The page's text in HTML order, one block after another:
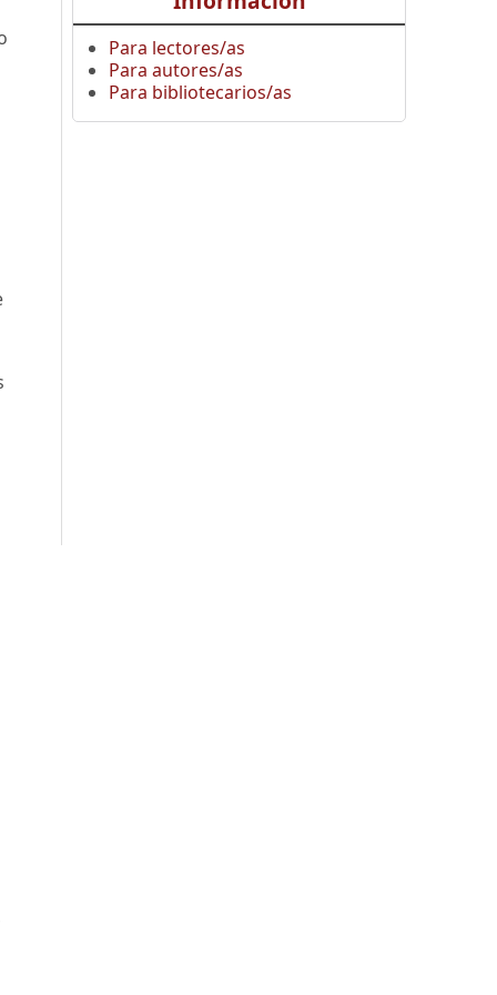
Para lectores/as
Para autores/as
Para bibliotecarios/as